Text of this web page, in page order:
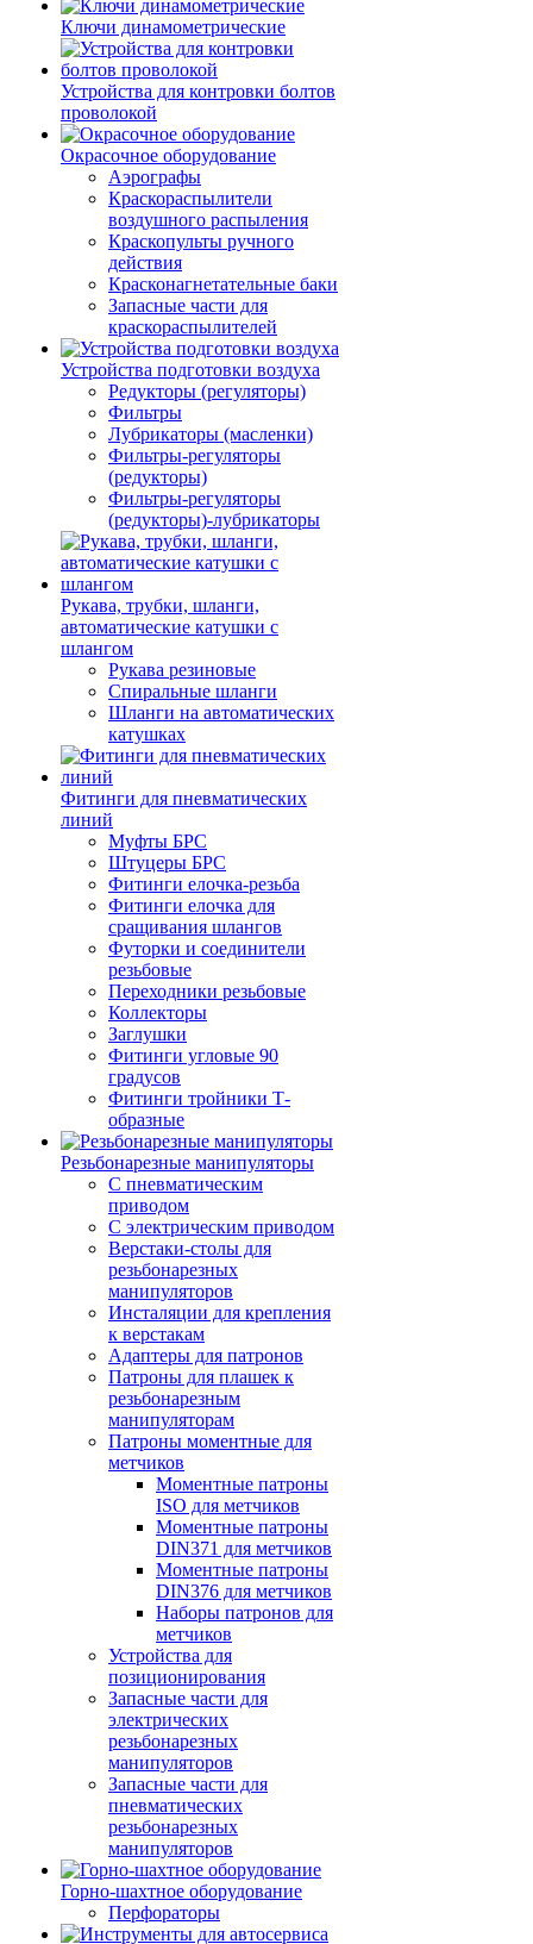
Ключи динамометрические
Устройства для контровки болтов
проволокой
Окрасочное оборудование
Аэрографы
Краскораспылители
воздушного распыления
Краскопульты ручного
действия
Красконагнетательные баки
Запасные части для
краскораспылителей
Устройства подготовки воздуха
Редукторы (регуляторы)
Фильтры
Лубрикаторы (масленки)
Фильтры-регуляторы
(редукторы)
Фильтры-регуляторы
(редукторы)-лубрикаторы
Рукава, трубки, шланги,
автоматические катушки с
шлангом
Рукава резиновые
Спиральные шланги
Шланги на автоматических
катушках
Фитинги для пневматических
линий
Муфты БРС
Штуцеры БРС
Фитинги елочка-резьба
Фитинги елочка для
сращивания шлангов
Футорки и соединители
резьбовые
Переходники резьбовые
Коллекторы
Заглушки
Фитинги угловые 90
градусов
Фитинги тройники Т-
образные
Резьбонарезные манипуляторы
С пневматическим
приводом
С электрическим приводом
Верстаки-столы для
резьбонарезных
манипуляторов
Инсталяции для крепления
к верстакам
Адаптеры для патронов
Патроны для плашек к
резьбонарезным
манипуляторам
Патроны моментные для
метчиков
Моментные патроны
ISO для метчиков
Моментные патроны
DIN371 для метчиков
Моментные патроны
DIN376 для метчиков
Наборы патронов для
метчиков
Устройства для
позиционирования
Запасные части для
электрических
резьбонарезных
манипуляторов
Запасные части для
пневматических
резьбонарезных
манипуляторов
Горно-шахтное оборудование
Перфораторы